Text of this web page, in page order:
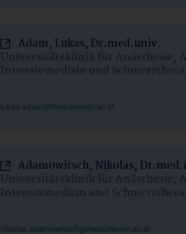
Adam, Lukas, Dr.med.univ.
Universitätsklinik für Anästhesie,
Intensivmedizin und
lukas.adam@meduniwien.ac.at
Adamowitsch, Nikolas,
Universitätsklinik für Anästhesie,
Intensivmedizin und
nikolas.adamowitsch@meduniwien.ac.at